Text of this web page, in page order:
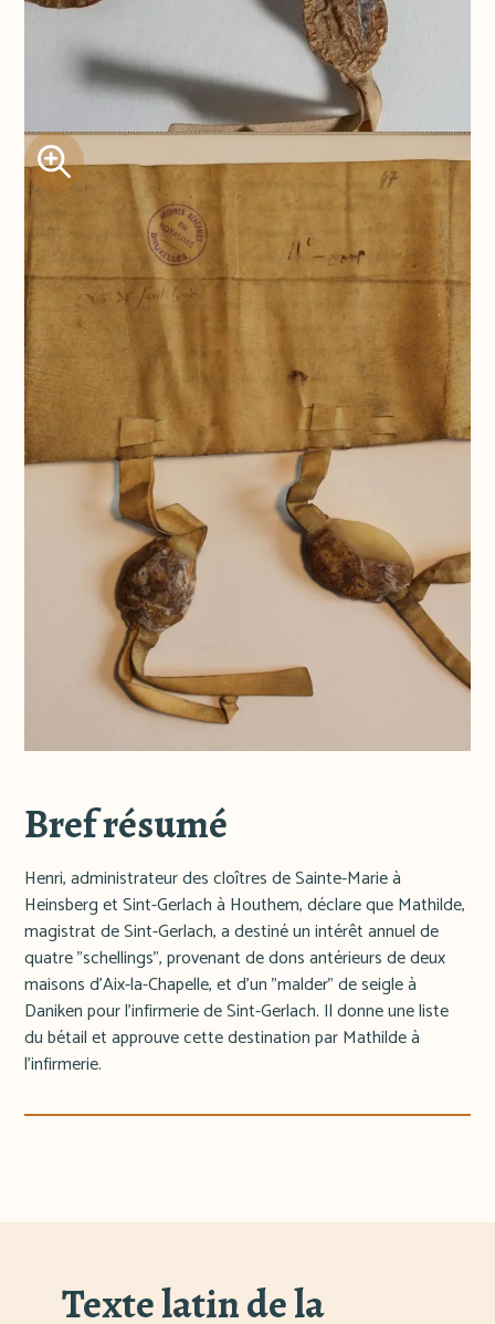
Bref résumé
Henri, administrateur des cloîtres de Sainte-Marie à
Heinsberg et Sint-Gerlach à Houthem, déclare que Mathilde,
magistrat de Sint-Gerlach, a destiné un intérêt annuel de
quatre "schellings", provenant de dons antérieurs de deux
maisons d'Aix-la-Chapelle, et d'un "malder" de seigle à
Daniken pour l'infirmerie de Sint-Gerlach. Il donne une liste
du bétail et approuve cette destination par Mathilde à
l'infirmerie.
Texte latin de la